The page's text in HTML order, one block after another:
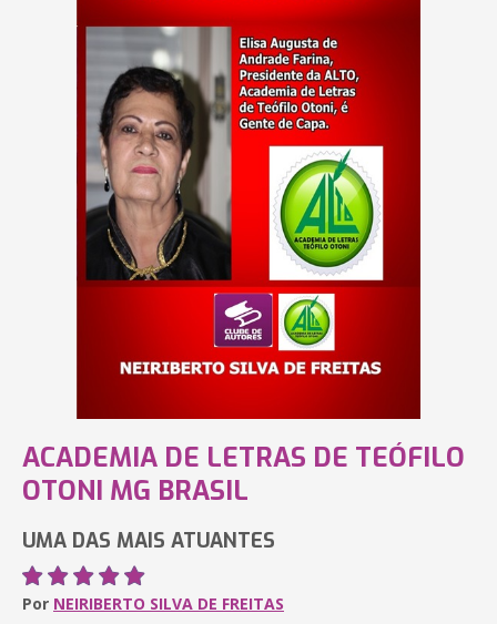
ACADEMIA DE LETRAS DE TEÓFILO
OTONI MG BRASIL
UMA DAS MAIS ATUANTES
Por NEIRIBERTO SILVA DE FREITAS